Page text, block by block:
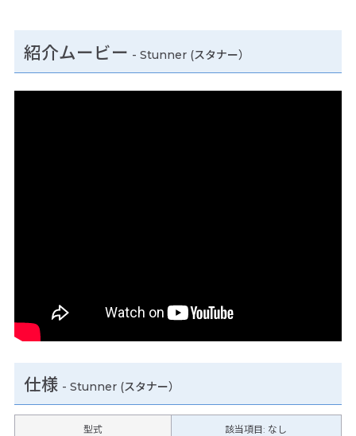
紹介ムービー - Stunner (スタナー）
仕様 - Stunner (スタナー）
型式 該当項目: なし